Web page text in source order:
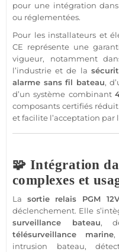
pour une intégration
ou réglementées.
Pour les installateurs et
CE représente une
vigueur, notamment
l’industrie et de la
alarme sans fil bateau,
d’unsystème combinant
composants certifiés
et facilite l’acceptation par
🧩 Intégration
complexes et
La sortie relais PGM 12V
déclenchement. Elle
surveillance
bateau,
télésurveillance marine,
intrusion bateau,